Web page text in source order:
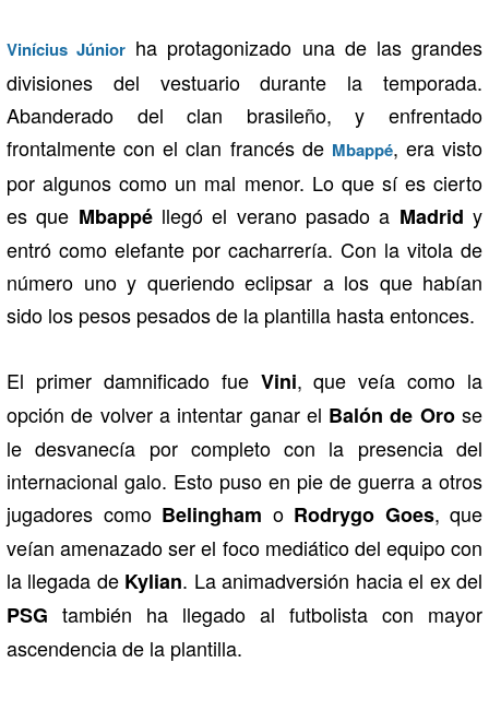
Vinícius Júnior ha protagonizado una de las grandes
divisiones del vestuario durante la temporada.
Abanderado del clan brasileño, y enfrentado
frontalmente con el clan francés de Mbappé, era visto
por algunos como un mal menor. Lo que sí es cierto
es que Mbappéllegó el verano pasado a Madridy
entró como elefante por cacharrería. Con la vitola de
número uno y queriendo eclipsar a los que habían
sido los pesos pesados de la plantilla hasta entonces.
El primer damnificado fue Vini, que veía como la
opción de volver a intentar ganar el Balón de Orose
le desvanecía por completo con la presencia del
internacional galo. Esto puso en pie de guerra a otros
jugadores como Belingham o Rodrygo Goes, que
veían amenazado ser el foco mediático del equipo con
la llegada deKylian. La animadversión hacia el ex del
PSG también ha llegado al futbolista con mayor
ascendencia de la plantilla.